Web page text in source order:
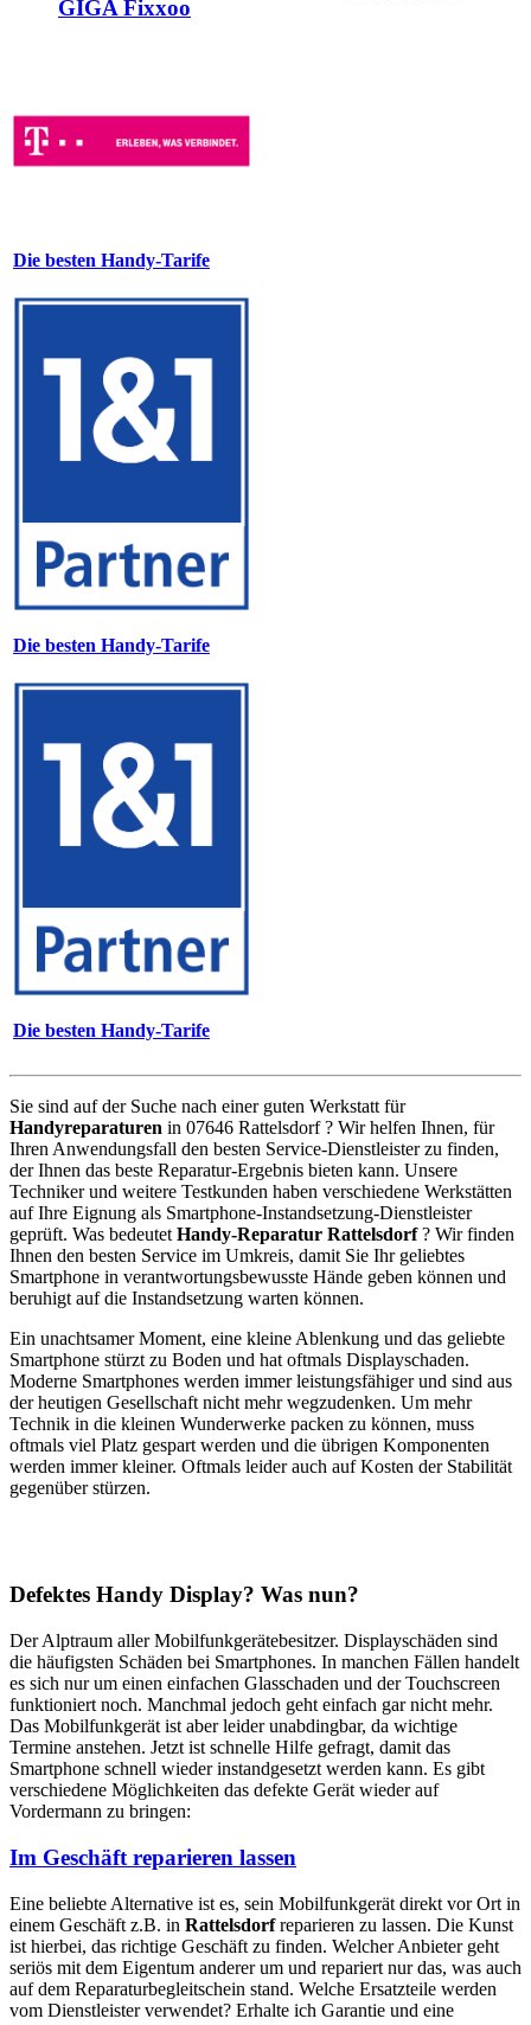
GIGA Fixxoo
Die besten Handy-Tarife
Die besten Handy-Tarife
Die besten Handy-Tarife
Sie sind auf der Suche nach einer guten Werkstatt für
Handyreparaturen in 07646 Rattelsdorf ? Wir helfen Ihnen, für
Ihren Anwendungsfall den besten Service-Dienstleister zu finden,
der Ihnen das beste Reparatur-Ergebnis bieten kann. Unsere
Techniker und weitere Testkunden haben verschiedene Werkstätten
auf Ihre Eignung als Smartphone-Instandsetzung-Dienstleister
geprüft. Was bedeutet Handy-Reparatur Rattelsdorf? Wir finden
Ihnen den besten Service im Umkreis, damit Sie Ihr geliebtes
Smartphone in verantwortungsbewusste Hände geben können und
beruhigt auf die Instandsetzung warten können.
Ein unachtsamer Moment, eine kleine Ablenkung und das geliebte
Smartphone stürzt zu Boden und hat oftmals Displayschaden.
Moderne Smartphones werden immer leistungsfähiger und sind aus
der heutigen Gesellschaft nicht mehr wegzudenken. Um mehr
Technik in die kleinen Wunderwerke packen zu können, muss
oftmals viel Platz gespart werden und die übrigen Komponenten
werden immer kleiner. Oftmals leider auch auf Kosten der Stabilität
gegenüber stürzen.
Defektes Handy Display? Was nun?
Der Alptraum aller Mobilfunkgerätebesitzer. Displayschäden sind
die häufigsten Schäden bei Smartphones. In manchen Fällen handelt
es sich nur um einen einfachen Glasschaden und der Touchscreen
funktioniert noch. Manchmal jedoch geht einfach gar nicht mehr.
Das Mobilfunkgerät ist aber leider unabdingbar, da wichtige
Termine anstehen. Jetzt ist schnelle Hilfe gefragt, damit das
Smartphone schnell wieder instandgesetzt werden kann. Es gibt
verschiedene Möglichkeiten das defekte Gerät wieder auf
Vordermann zu bringen:
Im Geschäft reparieren lassen
Eine beliebte Alternative ist es, sein Mobilfunkgerät direkt vor Ort in
einem Geschäft z.B. in Rattelsdorfreparieren zu lassen. Die Kunst
ist hierbei, das richtige Geschäft zu finden. Welcher Anbieter geht
seriös mit dem Eigentum anderer um und repariert nur das, was auch
auf dem Reparaturbegleitschein stand. Welche Ersatzteile werden
vom Dienstleister verwendet? Erhalte ich Garantie und eine